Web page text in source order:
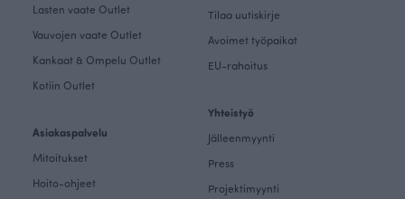
Lasten vaate Outlet
Vauvojen vaate Outlet
Kankaat & Ompelu Outlet
Kotiin Outlet
Asiakaspalvelu
Mitoitukset
Hoito-ohjeet
Tilaa uutiskirje
Avoimet työpaikat
EU-rahoitus
Yhteistyö
Jälleenmyynti
Press
Projektimyynti